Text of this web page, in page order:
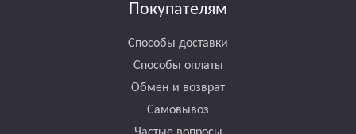
Покупателям
Способы доставки
Способы оплаты
Обмен и возврат
Самовывоз